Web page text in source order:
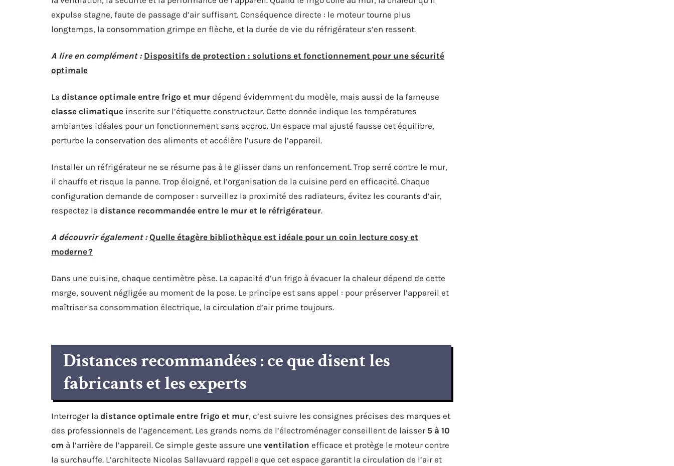
expulse stagne, faute de passage d’air suffisant. Conséquence directe : le moteur tourne plus
longtemps, la consommation grimpe en flèche, et la durée de vie du réfrigérateur s’en ressent.
A lire en complément : Dispositifs de protection : solutions et fonctionnement pour une sécurité
optimale
La distance optimale entre frigo et mur dépend évidemment du modèle, mais aussi de la fameuse
classe climatique inscrite sur l’étiquette constructeur. Cette donnée indique les températures
ambiantes idéales pour un fonctionnement sans accroc. Un espace mal ajusté fausse cet équilibre,
perturbe la conservation des aliments et accélère l’usure de l’appareil.
Installer un réfrigérateur ne se résume pas à le glisser dans un renfoncement. Trop serré contre le mur,
il chauffe et risque la panne. Trop éloigné, et l’organisation de la cuisine perd en efficacité. Chaque
configuration demande de composer : surveillez la proximité des radiateurs, évitez les courants d’air,
respectez la distance recommandée entre le mur et le réfrigérateur.
A découvrir également : Quelle étagère bibliothèque est idéale pour un coin lecture cosy et
moderne ?
Dans une cuisine, chaque centimètre pèse. La capacité d’un frigo à évacuer la chaleur dépend de cette
marge, souvent négligée au moment de la pose. Le principe est sans appel : pour préserver l’appareil et
maîtriser sa consommation électrique, la circulation d’air prime toujours.
Distances recommandées : ce que disent les
fabricants et les experts
Interroger la distance optimale entre frigo et mur, c’est suivre les consignes précises des marques et
des professionnels de l’agencement. Les grands noms de l’électroménager conseillent de laisser 5 à 10
cm à l’arrière de l’appareil. Ce simple geste assure une ventilation efficace et protège le moteur contre
la surchauffe. L’architecte Nicolas Sallavuard rappelle que cet espace garantit la circulation de l’air et